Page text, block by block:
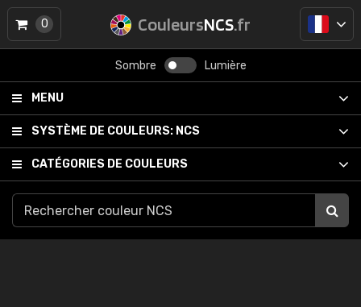
CouleursNCS.fr
Sombre Lumière
MENU
SYSTÈME DE COULEURS: NCS
CATÉGORIES DE COULEURS
0